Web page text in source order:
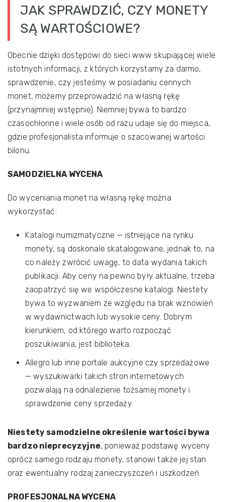
JAK SPRAWDZIĆ, CZY MONETY
SĄ WARTOŚCIOWE?
Obecnie dzięki dostępowi do sieci www skupiającej wiele
istotnych informacji, z których korzystamy za darmo,
sprawdzenie, czy jesteśmy w posiadaniu cennych
monet, możemy przeprowadzić na własną rękę
(przynajmniej wstępnie). Niemniej bywa to bardzo
czasochłonne i wiele osób od razu udaje się do miejsca,
gdzie profesjonalista informuje o szacowanej wartości
bilonu.
SAMODZIELNA WYCENA
Do wyceniania monet na własną rękę można
wykorzystać:
Katalogi numizmatyczne — istniejące na rynku
monety, są doskonale skatalogowane, jednak to, na
co należy zwrócić uwagę, to data wydania takich
publikacji. Aby ceny na pewno były aktualne, trzeba
zaopatrzyć się we współczesne katalogi. Niestety
bywa to wyzwaniem ze względu na brak wznowień
w wydawnictwach lub wysokie ceny. Dobrym
kierunkiem, od którego warto rozpocząć
poszukiwania, jest biblioteka.
Allegro lub inne portale aukcyjne czy sprzedażowe
— wyszukiwarki takich stron internetowych
pozwalają na odnalezienie tożsamej monety i
sprawdzenie ceny sprzedaży.
Niestety samodzielne określenie wartości bywa
bardzo nieprecyzyjne, ponieważ podstawę wyceny
oprócz samego rodzaju monety, stanowi także jej stan
oraz ewentualny rodzaj zanieczyszczeń i uszkodzeń.
PROFESJONALNA WYCENA